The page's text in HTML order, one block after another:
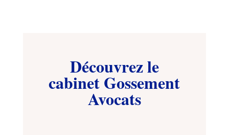
Découvrez le
cabinet Gossement
Avocats